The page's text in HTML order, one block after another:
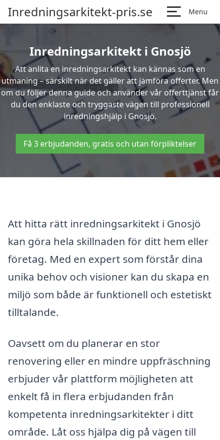
Inredningsarkitekt-pris.se Menu
Inredningsarkitekt i Gnosjö
Att anlita en inredningsarkitekt kan kännas som en
utmaning – särskilt när det gäller att jämföra offerter. Men
om du följer denna guide och använder vår offerttjänst får
du den enklaste och tryggaste vägen till professionell
inredningshjälp i Gnosjö.
Få 3 erbjudanden, gratis och utan förpliktelser
Att hitta rätt inredningsarkitekt i Gnosjö
kan göra hela skillnaden för ditt hem eller
företag. Med en expert som förstår dina
unika behov och visioner kan du skapa en
miljö som både är funktionell och estetiskt
tilltalande.
Oavsett om du planerar en stor
renovering eller en mindre uppfräschning
erbjuder vår plattform möjligheten att
enkelt få in flera erbjudanden från
kompetenta inredningsarkitekter i ditt
område. Låt oss hjälpa dig på vägen till